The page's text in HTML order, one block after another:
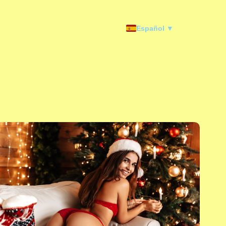
Español ▼